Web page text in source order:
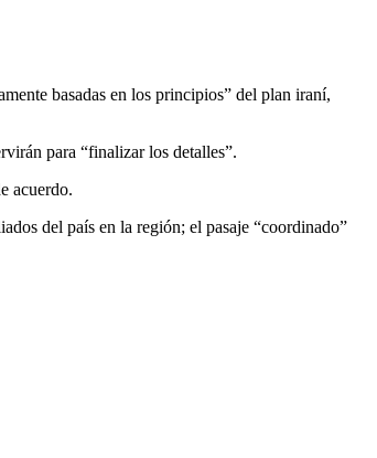
basadas en los principios” del plan iraní,
para “finalizar los detalles”.
acuerdo.
del país en la región; el pasaje “coordinado”